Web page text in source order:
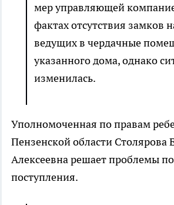
мер управляющей
фактах отсутствия замков
ведущих в чердачные
указанного дома, однако
изменилась.
Уполномоченная по правам
Пензенской области Столярова
Алексеевна решает проблемы
поступления.